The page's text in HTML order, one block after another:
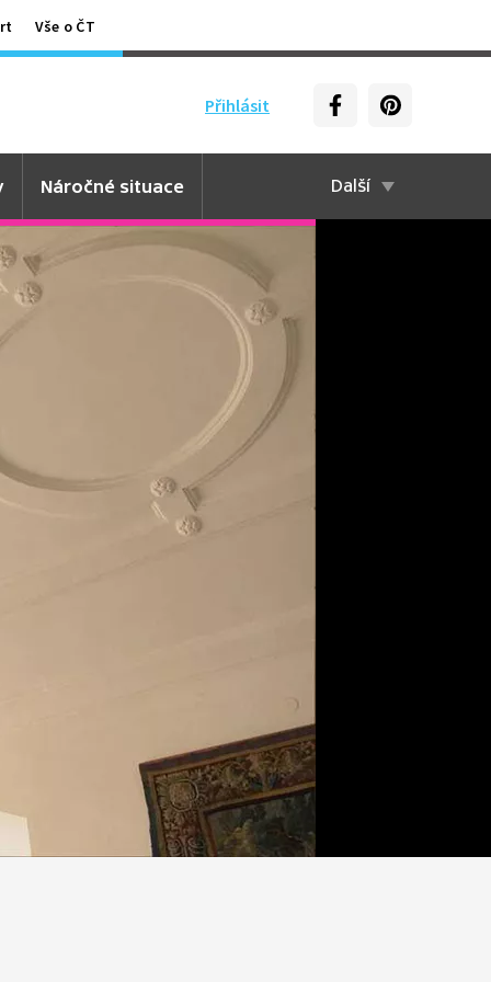
Vše o ČT
Přihlásit
Náročné situace Další